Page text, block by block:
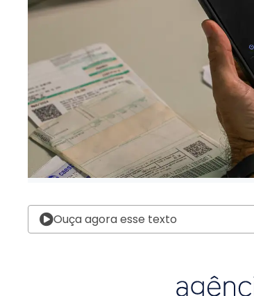
Ouça agora esse texto